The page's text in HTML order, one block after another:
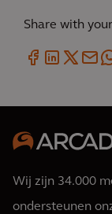
Share with
Wij zijn 34.000
ondersteunen